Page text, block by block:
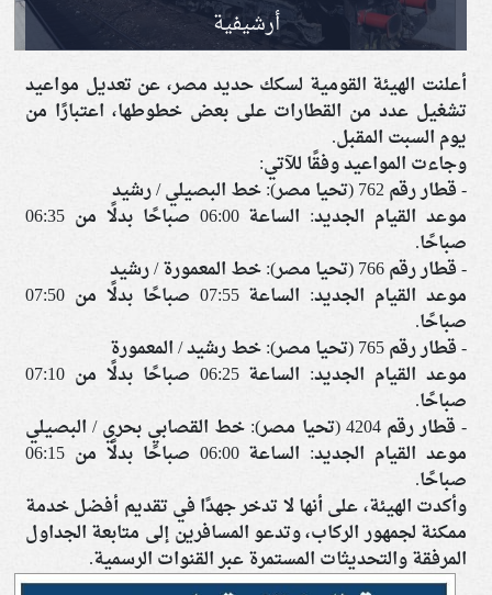
أرشيفية
أعلنت الهيئة القومية لسكك حديد مصر، عن تعديل مواعيد
تشغيل عدد من القطارات على بعض خطوطها، اعتبارًا من
يوم السبت المقبل.
وجاءت المواعيد وفقًا للآتي:
- قطار رقم 762 (تحيا مصر): خط البصيلي / رشيد
موعد القيام الجديد: الساعة 06:00 صباحًا بدلًا من 06:35
صباحًا.
- قطار رقم 766 (تحيا مصر): خط المعمورة / رشيد
موعد القيام الجديد: الساعة 07:55 صباحًا بدلًا من 07:50
صباحًا.
- قطار رقم 765 (تحيا مصر): خط رشيد / المعمورة
موعد القيام الجديد: الساعة 06:25 صباحًا بدلًا من 07:10
صباحًا.
- قطار رقم 4204 (تحيا مصر): خط القصابي بحري / البصيلي
موعد القيام الجديد: الساعة 06:00 صباحًا بدلًا من 06:15
صباحًا.
وأكدت الهيئة، على أنها لا تدخر جهدًا في تقديم أفضل خدمة
ممكنة لجمهور الركاب، وتدعو المسافرين إلى متابعة الجداول
المرفقة والتحديثات المستمرة عبر القنوات الرسمية.